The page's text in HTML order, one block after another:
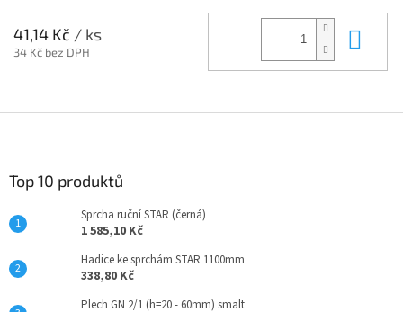
41,14 Kč / ks
34 Kč bez DPH
Top 10 produktů
Sprcha ruční STAR (černá)
1 585,10 Kč
Hadice ke sprchám STAR 1100mm
338,80 Kč
Plech GN 2/1 (h=20 - 60mm) smalt